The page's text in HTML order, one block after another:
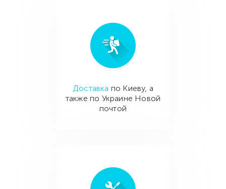
Доставка по Киеву, а
также по Украине Новой
почтой